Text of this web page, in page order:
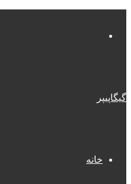
گیگاپیپر
خانه